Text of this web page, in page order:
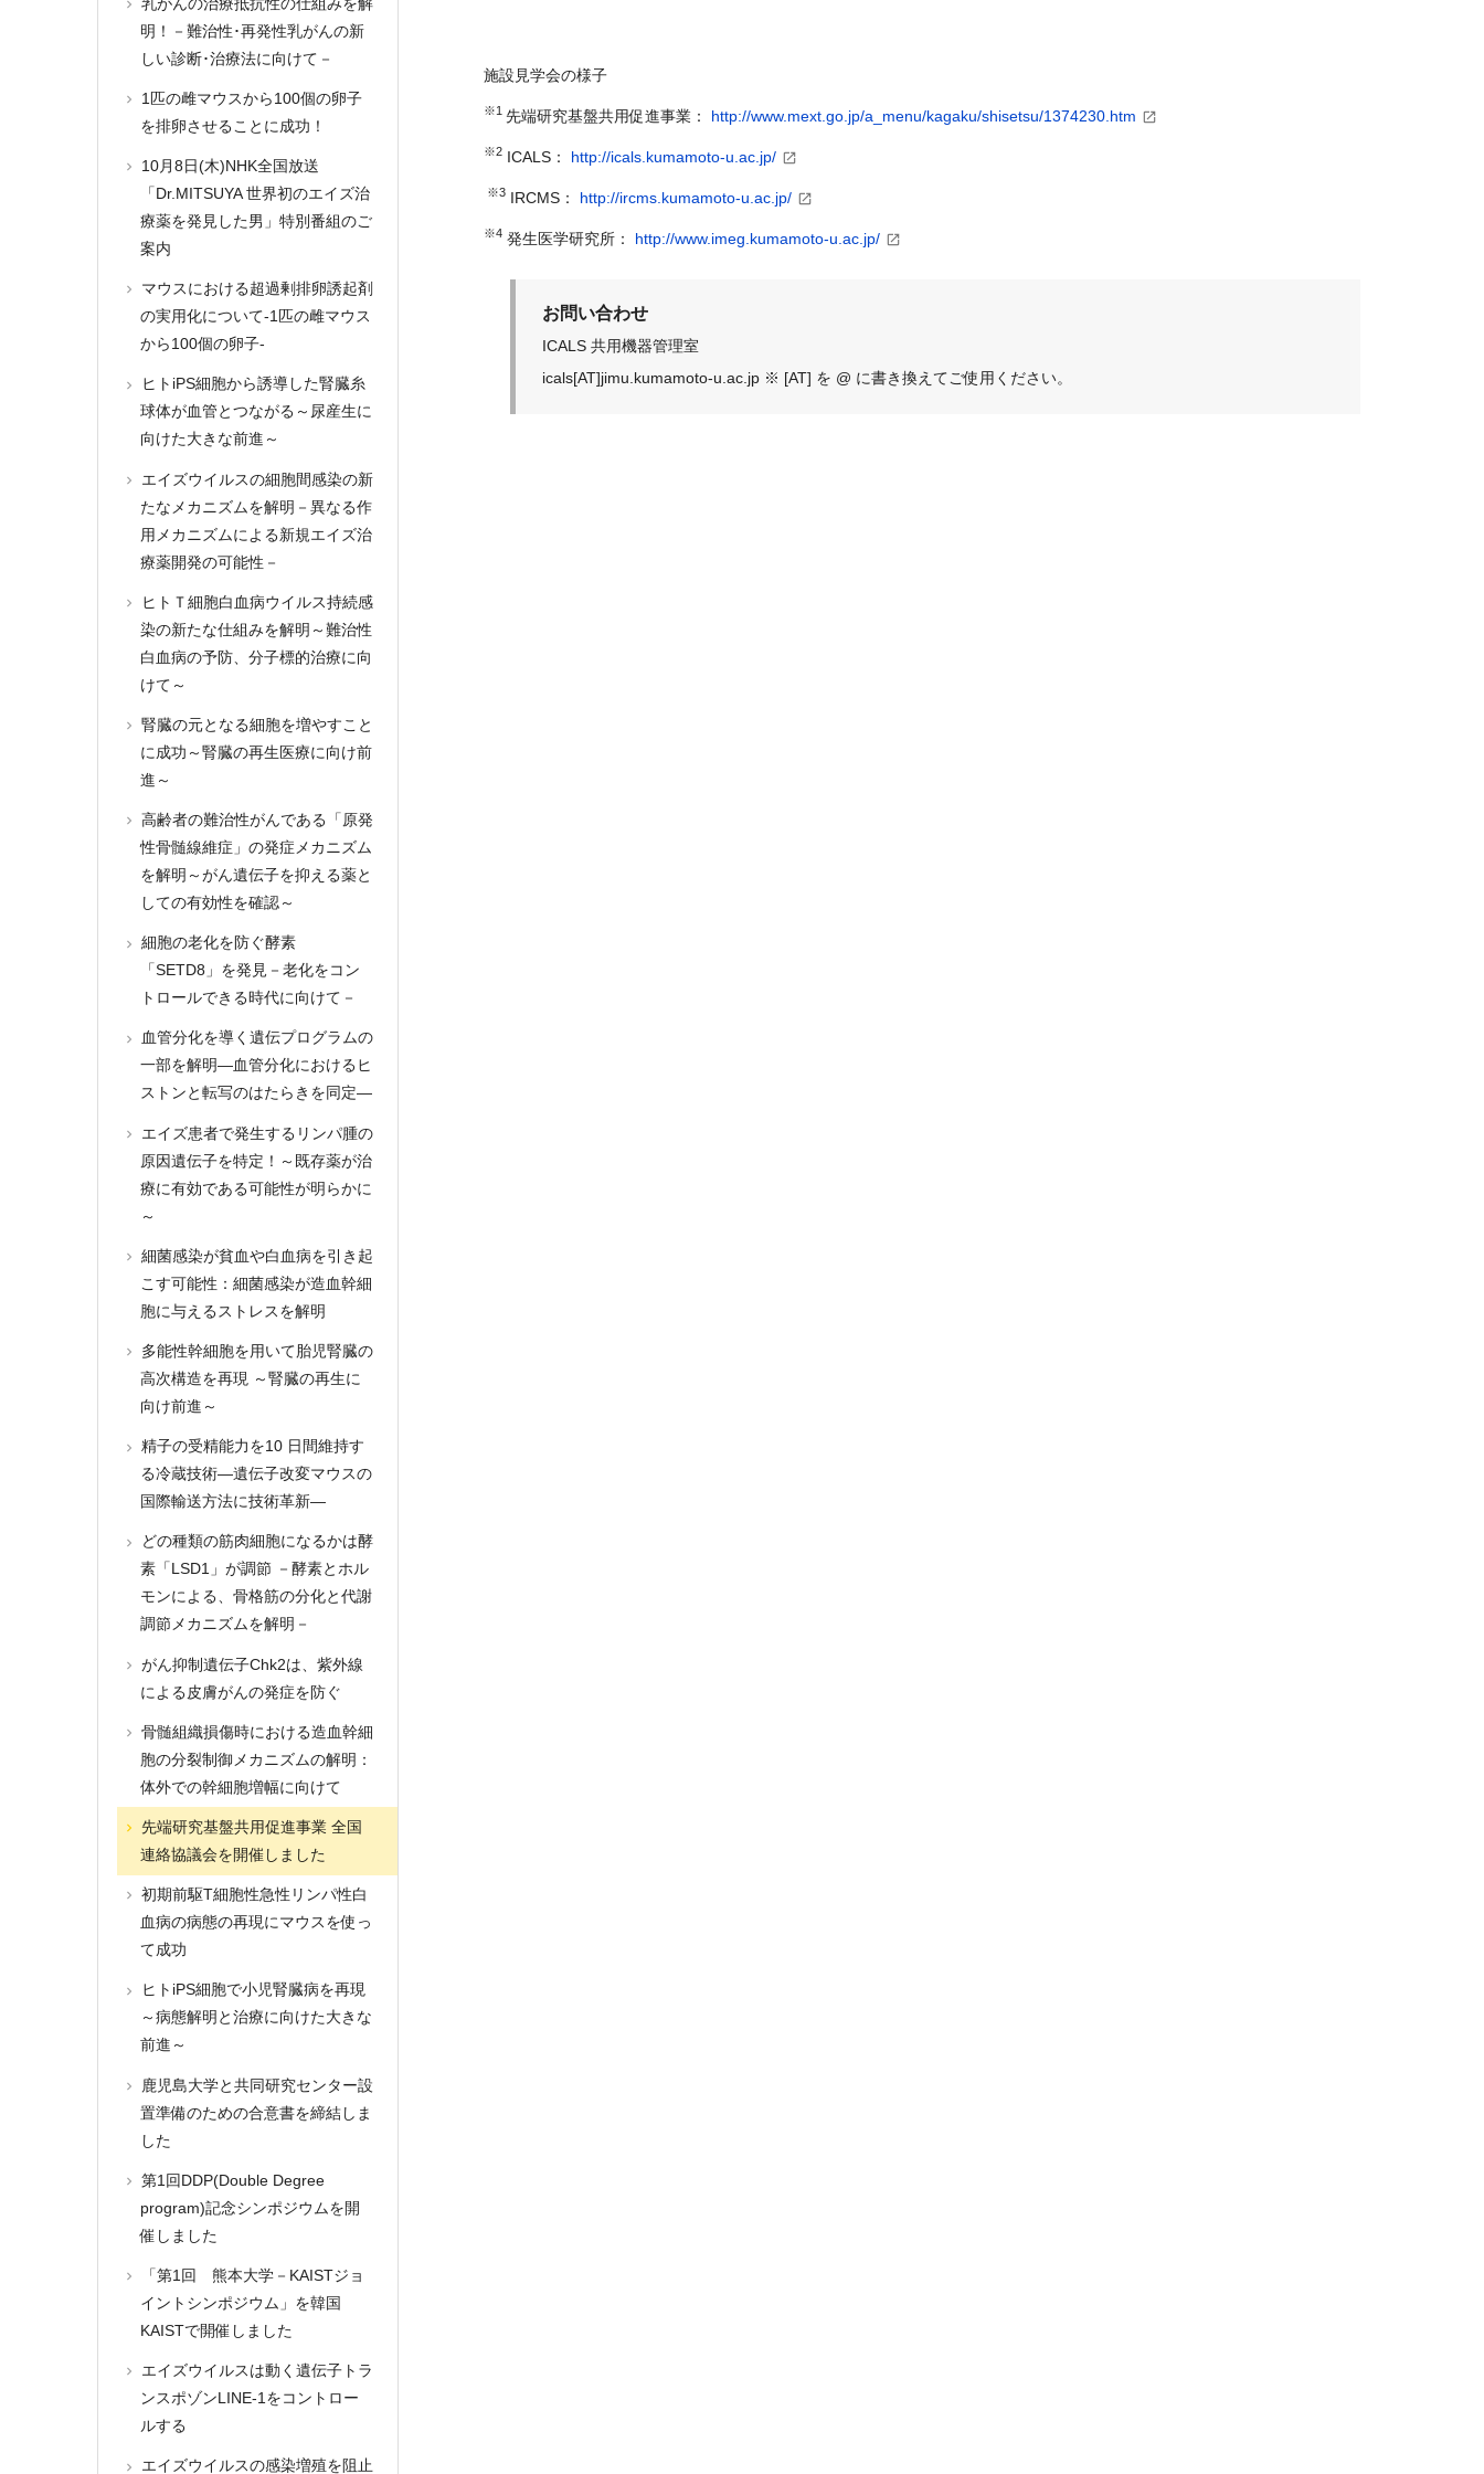
施設見学会の様子
※1 先端研究基盤共用促進事業： http://www.mext.go.jp/a_menu/kagaku/shisetsu/1374230.htm
※2 ICALS ： http://icals.kumamoto-u.ac.jp/
※3 IRCMS ： http://ircms.kumamoto-u.ac.jp/
※4 発生医学研究所： http://www.imeg.kumamoto-u.ac.jp/
お問い合わせ
ICALS 共用機器管理室
icals[AT]jimu.kumamoto-u.ac.jp ※ [AT] を @ に書き換えてご使用ください。
明！－難治性･再発性乳がんの新
しい診断･治療法に向けて－
1匹の雌マウスから100個の卵子
を排卵させることに成功！
10月8日(木)NHK全国放送
「Dr.MITSUYA 世界初のエイズ治
療薬を発見した男」特別番組のご
案内
マウスにおける超過剰排卵誘起剤
の実用化について-1匹の雌マウス
から100個の卵子-
ヒトiPS細胞から誘導した腎臓糸
球体が血管とつながる～尿産生に
向けた大きな前進～
エイズウイルスの細胞間感染の新
たなメカニズムを解明－異なる作
用メカニズムによる新規エイズ治
療薬開発の可能性－
ヒトＴ細胞白血病ウイルス持続感
染の新たな仕組みを解明～難治性
白血病の予防、分子標的治療に向
けて～
腎臓の元となる細胞を増やすこと
に成功～腎臓の再生医療に向け前
進～
高齢者の難治性がんである「原発
性骨髄線維症」の発症メカニズム
を解明～がん遺伝子を抑える薬と
しての有効性を確認～
細胞の老化を防ぐ酵素
「SETD8」を発見－老化をコン
トロールできる時代に向けて－
血管分化を導く遺伝プログラムの
一部を解明―血管分化におけるヒ
ストンと転写のはたらきを同定―
エイズ患者で発生するリンパ腫の
原因遺伝子を特定！～既存薬が治
療に有効である可能性が明らかに
～
細菌感染が貧血や白血病を引き起
こす可能性：細菌感染が造血幹細
胞に与えるストレスを解明
多能性幹細胞を用いて胎児腎臓の
高次構造を再現 ～腎臓の再生に
向け前進～
精子の受精能力を10 日間維持す
る冷蔵技術―遺伝子改変マウスの
国際輸送方法に技術革新―
どの種類の筋肉細胞になるかは酵
素「LSD1」が調節 －酵素とホル
モンによる、骨格筋の分化と代謝
調節メカニズムを解明－
がん抑制遺伝子Chk2は、紫外線
による皮膚がんの発症を防ぐ
骨髄組織損傷時における造血幹細
胞の分裂制御メカニズムの解明：
体外での幹細胞増幅に向けて
先端研究基盤共用促進事業 全国
連絡協議会を開催しました
初期前駆T細胞性急性リンパ性白
血病の病態の再現にマウスを使っ
て成功
ヒトiPS細胞で小児腎臓病を再現
～病態解明と治療に向けた大きな
前進～
鹿児島大学と共同研究センター設
置準備のための合意書を締結しま
した
第1回DDP(Double Degree
program)記念シンポジウムを開
催しました
「第1回 熊本大学－KAISTジョ
イントシンポジウム」を韓国
KAISTで開催しました
エイズウイルスは動く遺伝子トラ
ンスポゾンLINE-1をコントロー
ルする
エイズウイルスの感染増殖を阻止